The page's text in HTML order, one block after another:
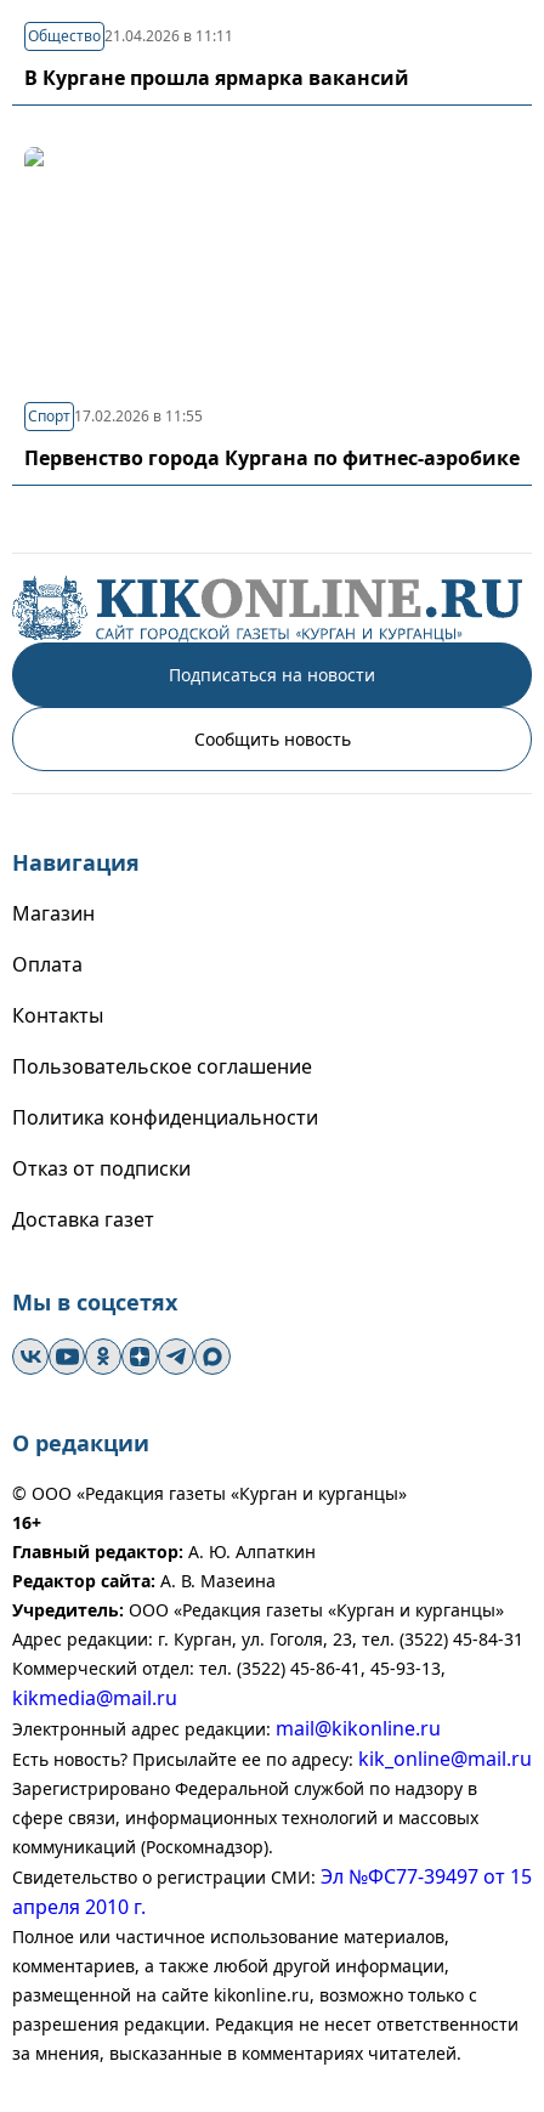
Общество21.04.2026 в 11:11
В Кургане прошла ярмарка вакансий
Спорт 17.02.2026 в 11:55
Первенство города Кургана по фитнес-аэробике
Подписаться на новости
Сообщить новость
Навигация
Магазин
Оплата
Контакты
Пользовательское соглашение
Политика конфиденциальности
Отказ от подписки
Доставка газет
Мы в соцсетях
О редакции
© ООО «Редакция газеты «Курган и курганцы»
16+
Главный редактор: А. Ю. Алпаткин
Редактор сайта: А. В. Мазеина
Учредитель: ООО «Редакция газеты «Курган и курганцы»
Адрес редакции: г. Курган, ул. Гоголя, 23, тел. (3522) 45-84-31
Коммерческий отдел: тел. (3522) 45-86-41, 45-93-13,
kikmedia@mail.ru
Электронный адрес редакции: mail@kikonline.ru
Есть новость? Присылайте ее по адресу: kik_online@mail.ru
Зарегистрировано Федеральной службой по надзору в
сфере связи, информационных технологий и массовых
коммуникаций (Роскомнадзор).
Свидетельство о регистрации СМИ: Эл №ФС77-39497 от 15
апреля 2010 г.
Полное или частичное использование материалов,
комментариев, а также любой другой информации,
размещенной на сайте kikonline.ru, возможно только с
разрешения редакции. Редакция не несет ответственности
за мнения, высказанные в комментариях читателей.